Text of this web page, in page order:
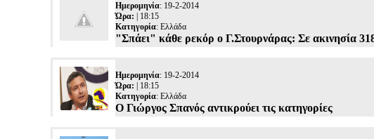
Ημερομηνία: 19-2-2014
Ώρα:
| 18:15
Κατηγορία:Ελλάδα
"Σπάει" κάθε ρεκόρ ο Γ.Στουρνάρας: Σε ακινησία
Ημερομηνία: 19-2-2014
Ώρα:
| 18:15
Κατηγορία:Ελλάδα
Ο Γιώργος Σπανός αντικρούει τις κατηγορίες